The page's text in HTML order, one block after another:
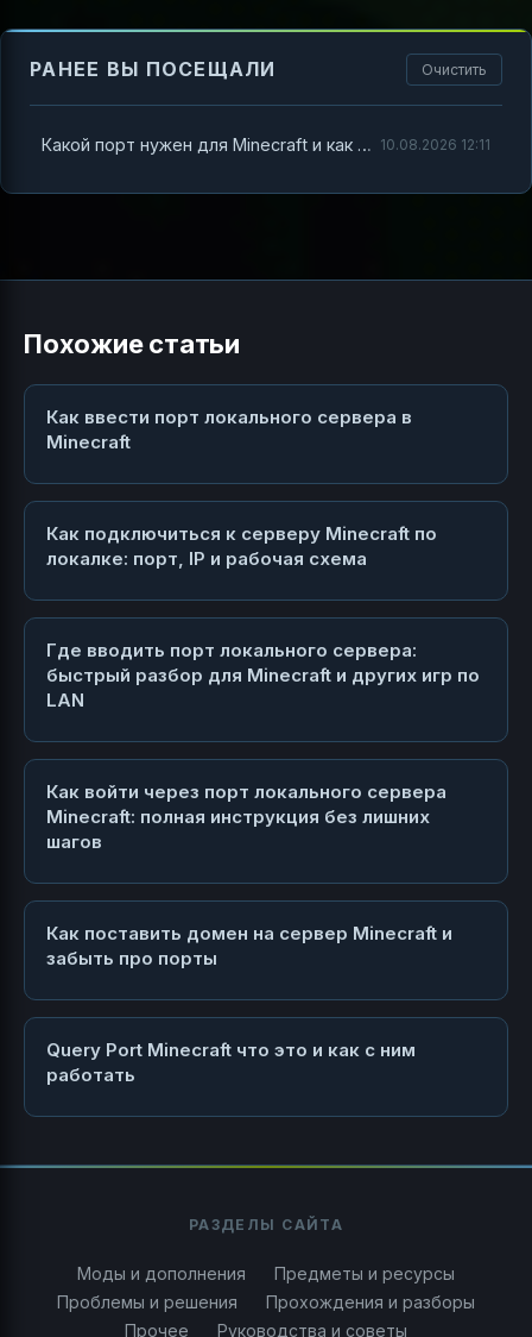
РАНЕЕ ВЫ ПОСЕЩАЛИ Очистить
Какой порт нужен для Minecraft и как правильно настроить сервер 10.08.2026 12:11
Похожие статьи
Как ввести порт локального сервера в
Minecraft
Как подключиться к серверу Minecraft по
локалке: порт, IP и рабочая схема
Где вводить порт локального сервера:
быстрый разбор для Minecraft и других игр по
LAN
Как войти через порт локального сервера
Minecraft: полная инструкция без лишних
шагов
Как поставить домен на сервер Minecraft и
забыть про порты
Query Port Minecraft что это и как с ним
работать
РАЗДЕЛЫ САЙТА
Моды и дополнения
Предметы и ресурсы
Проблемы и решения
Прохождения и разборы
Прочее
Руководства и советы